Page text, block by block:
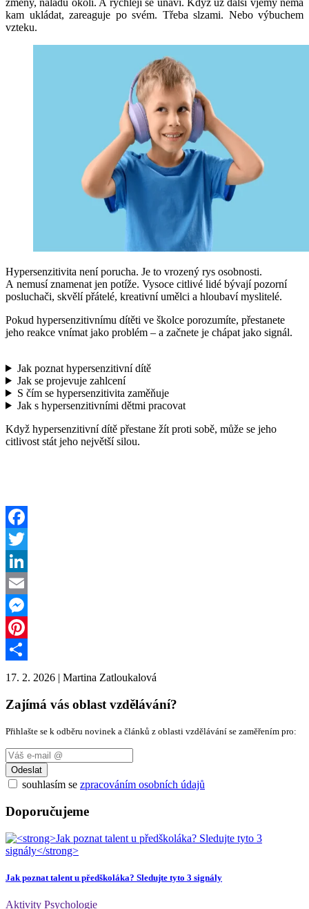
kam ukládat, zareaguje po svém. Třeba slzami. Nebo výbuchem
vzteku.
Hypersenzitivita není porucha. Je to vrozený rys osobnosti.
A nemusí znamenat jen potíže. Vysoce citlivé lidé bývají pozorní
posluchači, skvělí přátelé, kreativní umělci a hloubaví myslitelé.
Pokud hypersenzitivnímu dítěti ve školce porozumíte, přestanete
jeho reakce vnímat jako problém – a začnete je chápat jako signál.
Jak poznat hypersenzitivní dítě
Jak se projevuje zahlcení
S čím se hypersenzitivita zaměňuje
Jak s hypersenzitivními dětmi pracovat
Když hypersenzitivní dítě přestane žít proti sobě, může se jeho
citlivost stát jeho největší silou.
Facebook
Twitter
LinkedIn
Email
Messenger
Pinterest
Share
17. 2. 2026 | Martina Zatloukalová
Zajímá vás oblast vzdělávání?
Přihlašte se k odběru novinek a článků z oblasti vzdělávání se zaměřením pro:
Odeslat
souhlasím se zpracováním osobních údajů
Doporučujeme
Jak poznat talent u předškoláka? Sledujte tyto 3 signály
Aktivity Psychologie